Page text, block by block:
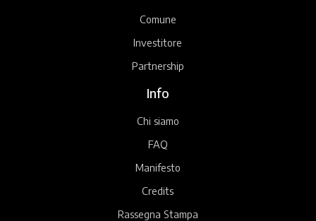
Comune
Investitore
Partnership
Info
Chi siamo
FAQ
Manifesto
Credits
Rassegna Stampa